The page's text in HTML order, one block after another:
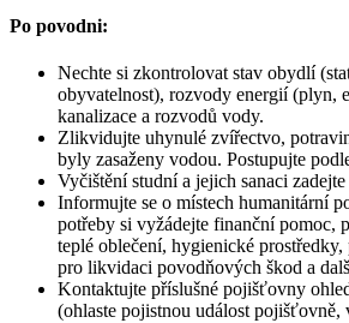
Po povodni:
Nechte si zkontrolovat stav obydlí
obyvatelnost), rozvody energií (plyn,
kanalizace a rozvodů vody.
Zlikvidujte uhynulé zvířectvo,
byly zasaženy vodou. Postupujte
Vyčištění studní a jejich sanaci
Informujte se o místech humanitární
potřeby si vyžádejte finanční pomoc,
teplé oblečení, hygienické prostředky,
pro likvidaci povodňových škod a
Kontaktujte příslušné pojišťovny
(ohlaste pojistnou událost pojišťovně,